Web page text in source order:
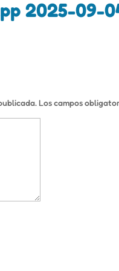
2025-09-
Los campos